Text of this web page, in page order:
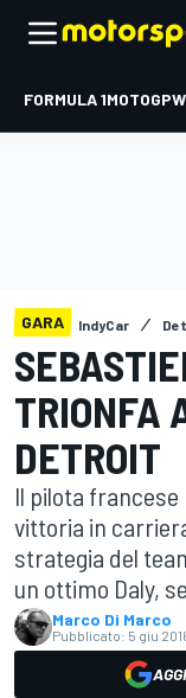
FORMULA 1MOTOGP
GARA IndyCar
TRIONFA
DETROIT
Il pilota
vittoria in
strategia del
un ottimo Daly,
Marco Di Marco
Pubblicato: 5 giu